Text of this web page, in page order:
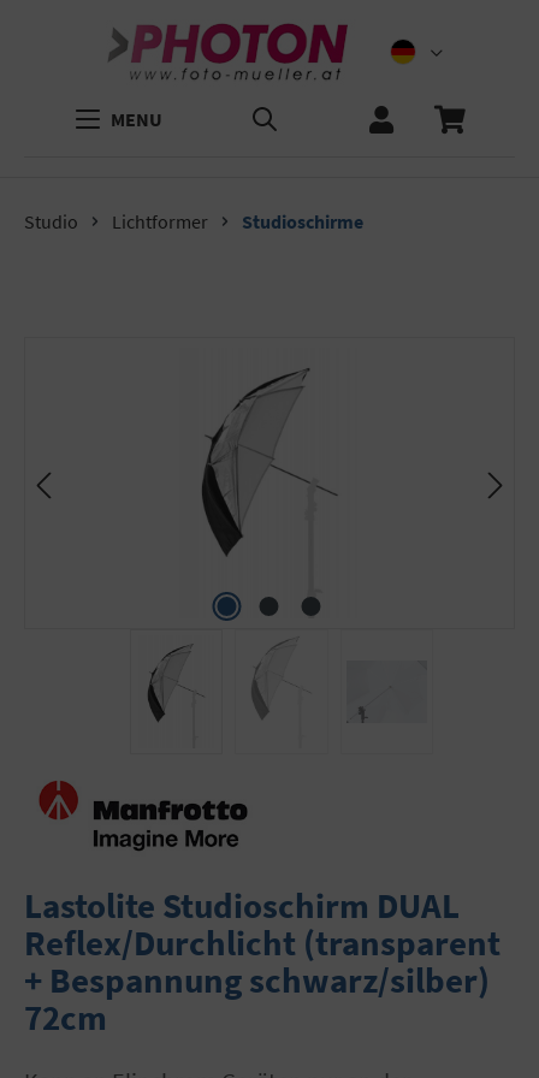
MENU
Studio Lichtformer Studioschirme
Lastolite Studioschirm DUAL
Reflex/Durchlicht (transparent
+ Bespannung schwarz/silber)
72cm